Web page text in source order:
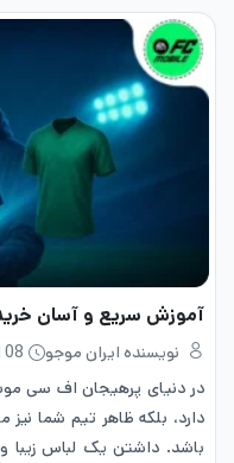
آموزش سریع و آسان
نویسنده ایران موجو
08 اردیبهشت 1404
در دنیای پرهیجان اف سی
دارد، بلکه ظاهر تیم شما نیز
باشد. داشتن یک لباس